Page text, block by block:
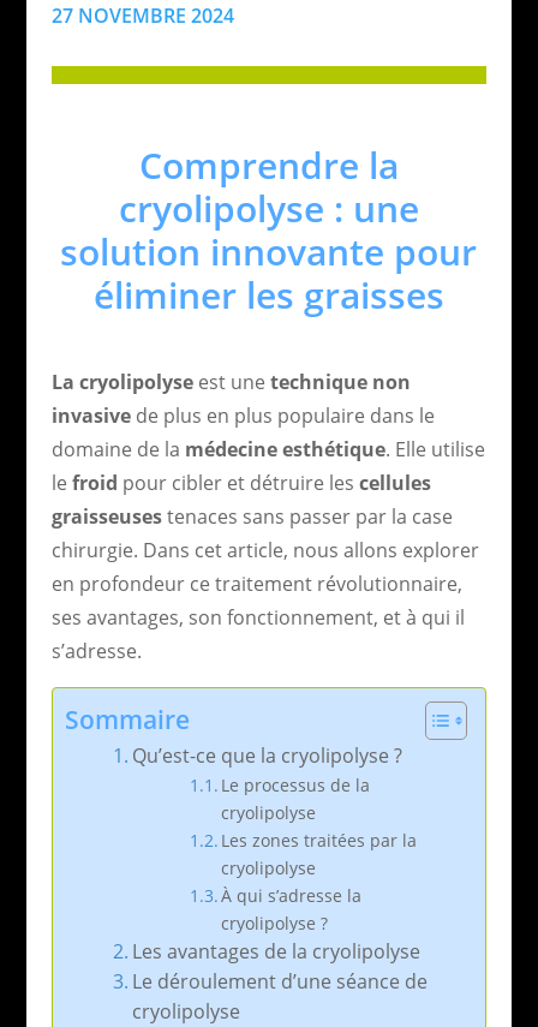
27 NOVEMBRE 2024
Comprendre la
cryolipolyse : une
solution innovante pour
éliminer les graisses
La cryolipolyseest une technique non
invasivede plus en plus populaire dans le
domaine de la médecine esthétique. Elle utilise
le froid pour cibler et détruire les cellules
graisseusestenaces sans passer par la case
chirurgie. Dans cet article, nous allons explorer
en profondeur ce traitement révolutionnaire,
ses avantages, son fonctionnement, et à qui il
s’adresse.
Sommaire
Qu’est-ce que la cryolipolyse ?
Le processus de la
cryolipolyse
Les zones traitées par la
cryolipolyse
À qui s’adresse la
cryolipolyse ?
Les avantages de la cryolipolyse
Le déroulement d’une séance de
cryolipolyse